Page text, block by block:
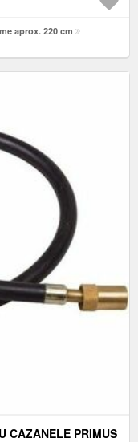
aprox. 220 cm
CAZANELE PRIMUS